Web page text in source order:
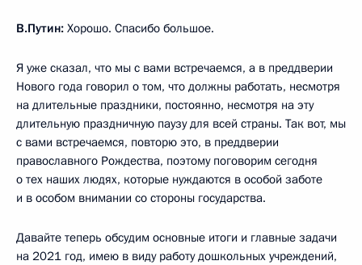
В.Путин: Хорошо. Спасибо большое.
Я уже сказал, что мы с вами встречаемся, а в преддверии
Нового года говорил о том, что должны работать, несмотря
на длительные праздники, постоянно, несмотря на эту
длительную праздничную паузу для всей страны. Так вот, мы
с вами встречаемся, повторю это, в преддверии
православного Рождества, поэтому поговорим сегодня
о тех наших людях, которые нуждаются в особой заботе
и в особом внимании со стороны государства.
Давайте теперь обсудим основные итоги и главные задачи
на 2021 год, имею в виду работу дошкольных учреждений,